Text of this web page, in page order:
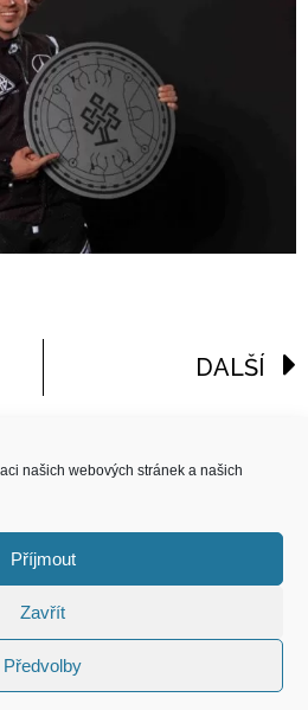
našich webových stránek a našich
Příjmout
Zavřít
Předvolby
DALŠÍ